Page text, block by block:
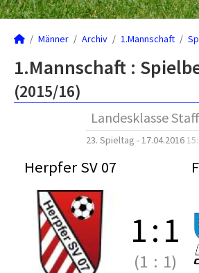
Männer Archiv 1.Mannschaft
1.Mannschaft :
(2015/16)
Landesklasse
23. Spieltag - 17.04.2016
Herpfer SV 07
1:1
(1 : 1)